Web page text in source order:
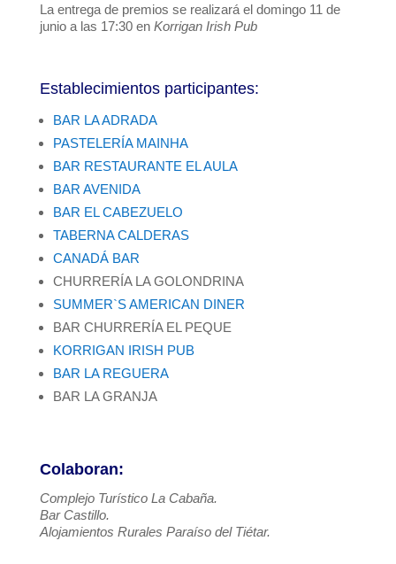
La entrega de premios se realizará el domingo 11 de
junio a las 17:30 en Korrigan Irish Pub
Establecimientos participantes:
BAR LA ADRADA
PASTELERÍA MAINHA
BAR RESTAURANTE EL AULA
BAR AVENIDA
BAR EL CABEZUELO
TABERNA CALDERAS
CANADÁ BAR
CHURRERÍA LA GOLONDRINA
SUMMER`S AMERICAN DINER
BAR CHURRERÍA EL PEQUE
KORRIGAN IRISH PUB
BAR LA REGUERA
BAR LA GRANJA
Colaboran:
Complejo Turístico La Cabaña.
Bar Castillo.
Alojamientos Rurales Paraíso del Tiétar.